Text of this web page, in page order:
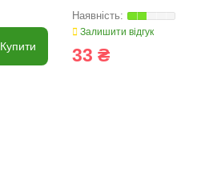
Купити
Залишити відгук
33 ₴